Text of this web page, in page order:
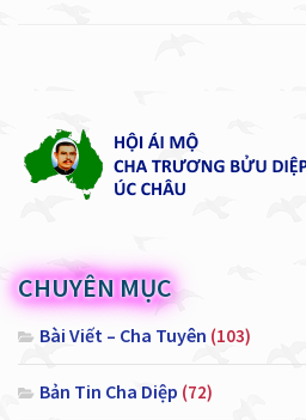
CHUYÊN MỤC
Bài Viết – Cha Tuyên (103)
Bản Tin Cha Diệp (72)